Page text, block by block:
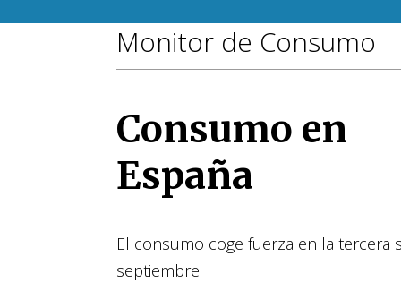
Monitor de Consumo
Consumo en
España
El consumo coge fuerza en la tercera
septiembre.